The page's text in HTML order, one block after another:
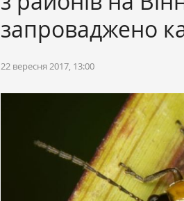
запроваджено
22 вересня 2017, 13:00